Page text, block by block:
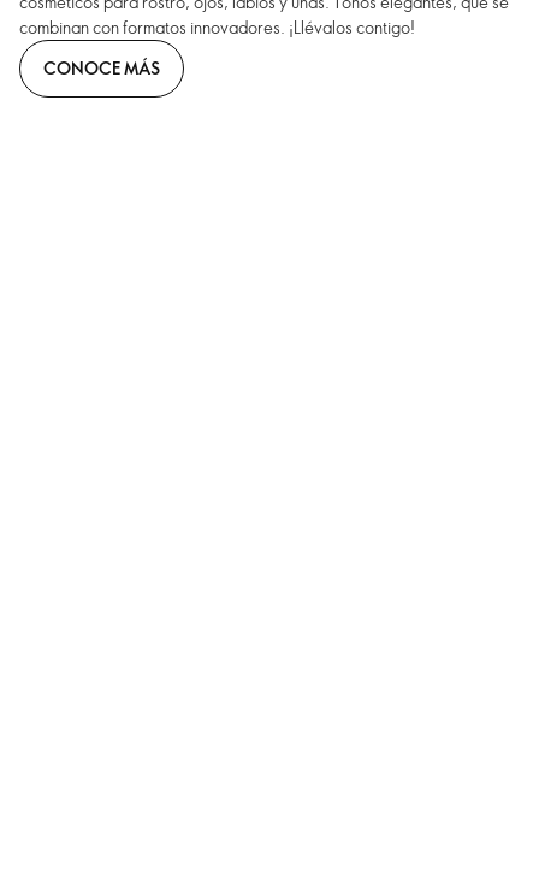
combinan con formatos innovadores. ¡Llévalos contigo!
CONOCE MÁS